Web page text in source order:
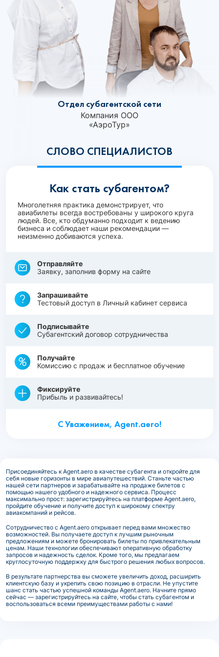
СЛОВО СПЕЦИАЛИСТОВ
Отдел субагентской сети
Компания ООО
«АэроТур»‎
Как стать субагентом?
Многолетняя практика демонстрирует, что
авиабилеты всегда востребованы у широкого круга
людей. Все, кто обдуманно подходит к ведению
бизнеса и соблюдает наши рекомендации —
неизменно добиваются успеха.
Отправляйте
Заявку, заполнив форму на сайте
Запрашивайте
Тестовый доступ в Личный кабинет сервиса
Подписывайте
Субагентский договор сотрудничества
Получайте
Комиссию с продаж и бесплатное обучение
Фиксируйте
Прибыль и развивайтесь!
С Уважением, Agent.aero!
Присоединяйтесь к Agent.aero в качестве субагента и откройте для
себя новые горизонты в мире авиапутешествий. Станьте частью
нашей сети партнеров и зарабатывайте на продаже билетов с
помощью нашего удобного и надежного сервиса. Процесс
максимально прост: зарегистрируйтесь на платформе Agent.aero,
пройдите обучение и получите доступ к широкому спектру
авиакомпаний и рейсов.
Сотрудничество с Agent.aero открывает перед вами множество
возможностей. Вы получаете доступ к лучшим рыночным
предложениям и можете бронировать билеты по привлекательным
ценам. Наши технологии обеспечивают оперативную обработку
запросов и надежность сделок. Кроме того, мы предлагаем
круглосуточную поддержку для быстрого решения любых вопросов.
В результате партнерства вы сможете увеличить доход, расширить
клиентскую базу и укрепить свою позицию в отрасли. Не упустите
шанс стать частью успешной команды Agent.aero. Начните прямо
сейчас — зарегистрируйтесь на сайте, чтобы стать субагентом и
воспользоваться всеми преимуществами работы с нами!